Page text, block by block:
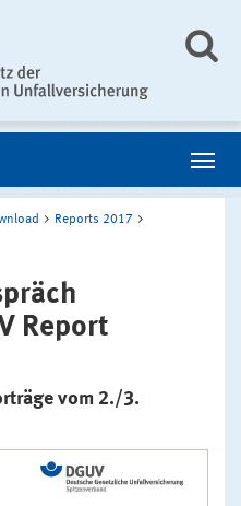
Reports 2017
Report
vom 2./3.